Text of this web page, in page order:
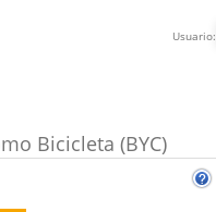
Usuario:
Bicicleta (BYC)